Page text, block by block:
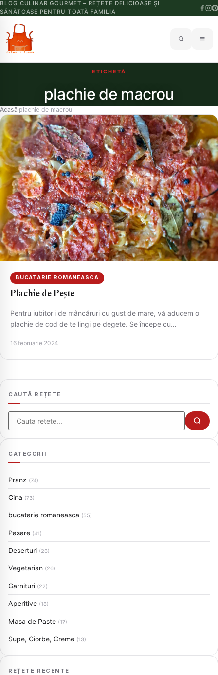
BLOG CULINAR GOURMET – REȚETE DELICIOASE ȘI
SĂNĂTOASE PENTRU TOATĂ FAMILIA
ETICHETĂ
plachie de macrou
Acasă›plachie de macrou
BUCATARIE ROMANEASCA
Plachie de Pește
Pentru iubitorii de mâncăruri cu gust de mare, vă aducem o
plachie de cod de te lingi pe degete. Se începe cu…
16 februarie 2024
CAUTĂ REȚETE
Cauta
CATEGORII
Pranz (74)
Cina (73)
bucatarie romaneasca (55)
Pasare (41)
Deserturi (26)
Vegetarian (26)
Garnituri (22)
Aperitive (18)
Masa de Paste (17)
Supe, Ciorbe, Creme (13)
REȚETE RECENTE